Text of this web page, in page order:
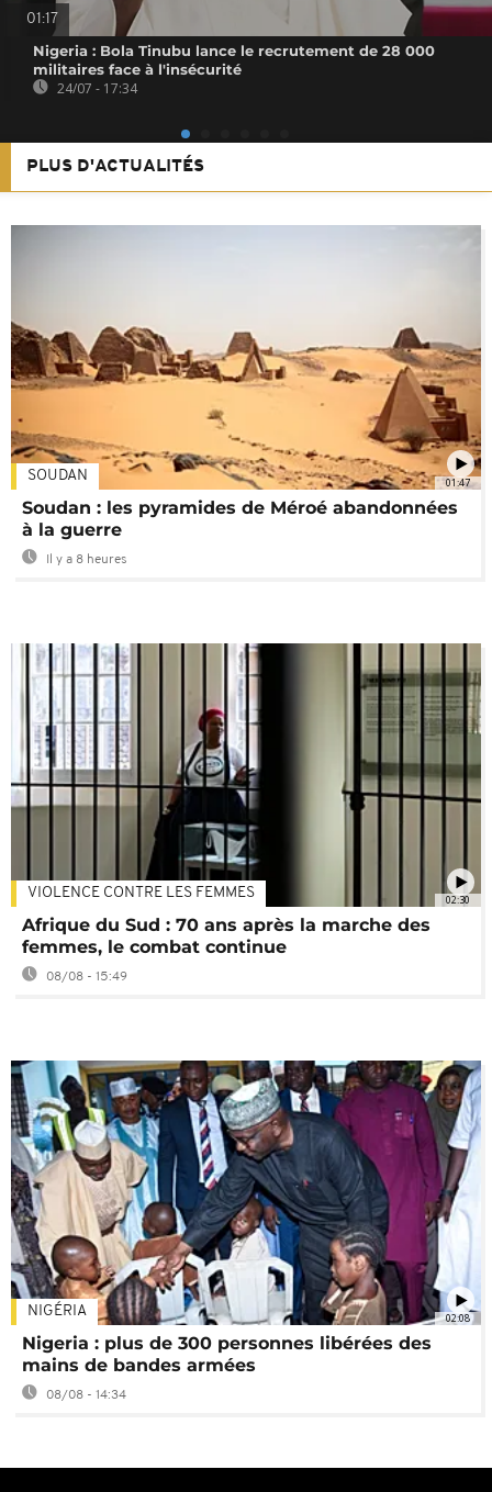
01:17
Nigeria : Bola Tinubu lance le recrutement de 28 000
militaires face à l'insécurité
24/07 - 17:34
PLUS D'ACTUALITÉS
01:47
SOUDAN
Soudan : les pyramides de Méroé abandonnées
à la guerre
Il y a 8 heures
02:30
VIOLENCE CONTRE LES FEMMES
Afrique du Sud : 70 ans après la marche des
femmes, le combat continue
08/08 - 15:49
02:08
NIGÉRIA
Nigeria : plus de 300 personnes libérées des
mains de bandes armées
08/08 - 14:34